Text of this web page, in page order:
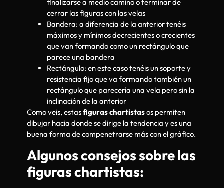
cerrar las figuras con las velas
Bandera: a diferencia de la anterior tenéis
máximos y mínimos decrecientes o crecientes
que van formando como un rectángulo que
parece una bandera
Rectángulo: en este caso tenéis un soporte y
resistencia fijo que va formando también un
rectángulo que parecería una vela pero sin la
inclinación de la anterior
Como veis, estasfiguras chartistasos permiten
dibujar hacia donde se dirige la tendencia y es una
buena forma de compenetrarse más con el gráfico.
Algunos consejos sobre las
figuras chartistas: